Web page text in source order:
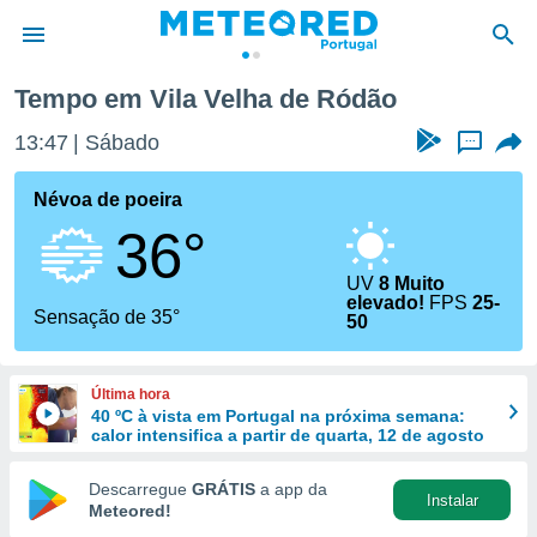
da
foi
fornecidas
a este
das
e
forma
digital
Tempo em Vila Velha de Ródão
13:47 Sábado ...
Névoa de poeira
36°
Sensação de 35°
UV8 Muito
elevado! FPS25-
50
Última hora
40 ºC à vista em Portugal na próxima semana:
calor intensifica a partir de quarta, 12 de agosto
Descarregue GRÁTIS a app da
Meteored!
Instalar